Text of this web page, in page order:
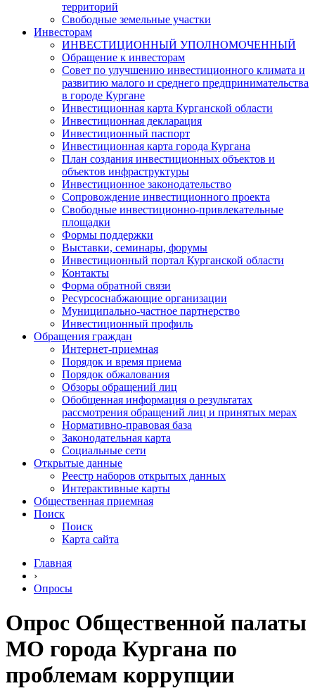
территорий
Свободные земельные участки
Инвесторам
ИНВЕСТИЦИОННЫЙ УПОЛНОМОЧЕННЫЙ
Обращение к инвесторам
Совет по улучшению инвестиционного климата и
развитию малого и среднего предпринимательства
в городе Кургане
Инвестиционная карта Курганской области
Инвестиционная декларация
Инвестиционный паспорт
Инвестиционная карта города Кургана
План создания инвестиционных объектов и
объектов инфраструктуры
Инвестиционное законодательство
Сопровождение инвестиционного проекта
Свободные инвестиционно-привлекательные
площадки
Формы поддержки
Выставки, семинары, форумы
Инвестиционный портал Курганской области
Контакты
Форма обратной связи
Ресурсоснабжающие организации
Муниципально-частное партнерство
Инвестиционный профиль
Обращения граждан
Интернет-приемная
Порядок и время приема
Порядок обжалования
Обзоры обращений лиц
Обобщенная информация о результатах
рассмотрения обращений лиц и принятых мерах
Нормативно-правовая база
Законодательная карта
Социальные сети
Открытые данные
Реестр наборов открытых данных
Интерактивные карты
Общественная приемная
Поиск
Поиск
Карта сайта
Главная
›
Опросы
Опрос Общественной палаты
МО города Кургана по
проблемам коррупции